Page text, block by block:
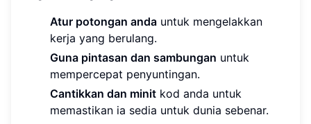
Atur potongan anda untuk mengelakkan
kerja yang berulang.
Guna pintasan dan sambungan untuk
mempercepat penyuntingan.
Cantikkan dan minit kod anda untuk
memastikan ia sedia untuk dunia sebenar.